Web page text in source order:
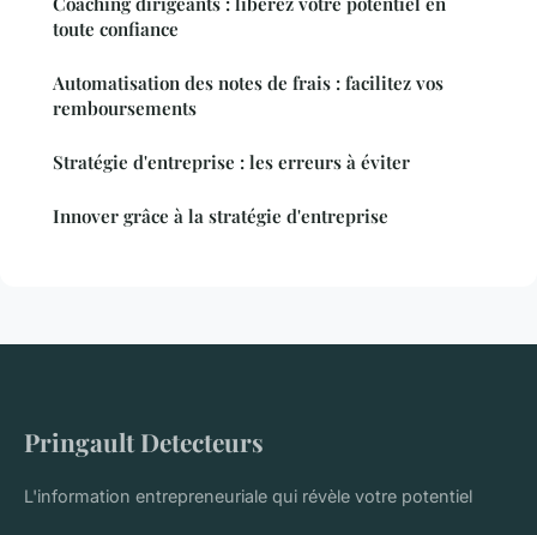
toute confiance
Automatisation des notes de frais : facilitez vos
remboursements
Stratégie d'entreprise : les erreurs à éviter
Innover grâce à la stratégie d'entreprise
Pringault Detecteurs
L'information entrepreneuriale qui révèle votre potentiel